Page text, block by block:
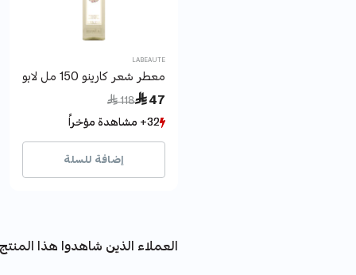
LABEAUTE
معطر شعر كارينو 150 مل لابوتيه دي لامور
 47
Price reduced from
 118
to
32+ مشاهدة مؤخراً
13+ بيع مؤخراً
32+ مشاهدة مؤخراً
13+ بيع مؤخراً
إضافة للسلة
العملاء الذين شاهدوا هذا